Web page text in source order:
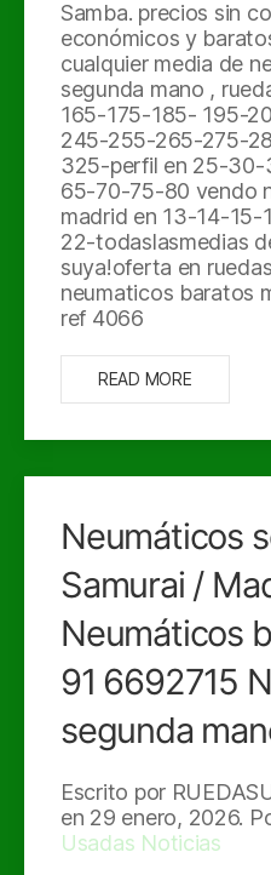
Samba. precios sin
económicos y
cualquier media de
segunda mano ,
165-175-185- 195-
245-255-265-275-
325-perfil en 25-
65-70-75-80 vendo
madrid en 13-14-
22-todaslasmedias
suya!oferta en
neumaticos baratos
ref 4066
READ MORE
Neumáticos
Samurai /
Neumáticos
91 6692715
segunda
Escrito por
en 29 enero, 2026.
Usadas Noticias